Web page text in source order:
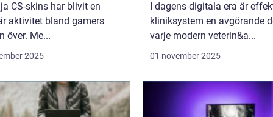
CS-skins har blivit en
aktivitet bland gamers
över. Me...
2025
I dagens digitala era är
kliniksystem en avgörande
varje modern veterin&a...
01 november 2025